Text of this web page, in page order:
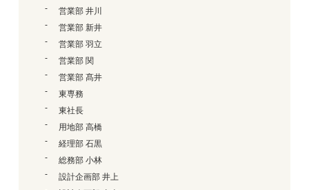
営業部 井川
営業部 新井
営業部 羽立
営業部 関
営業部 髙井
東専務
東社長
用地部 高橋
経理部 石黒
総務部 小林
設計企画部 井上